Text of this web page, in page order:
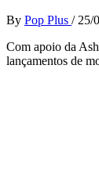
By Pop Plus / 25/
Com apoio da
lançamentos de